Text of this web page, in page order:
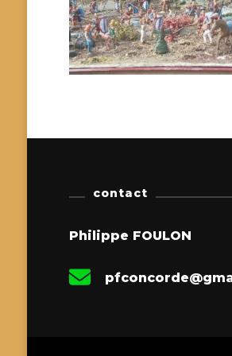
contact
Philippe FOULON